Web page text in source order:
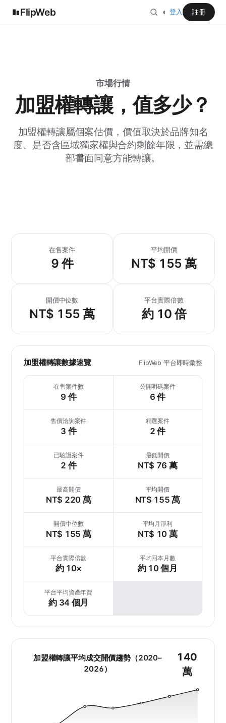
FlipWeb ◐ 登入 註冊
市場行情
加盟權轉讓，值多少？
加盟權轉讓屬個案估價，價值取決於品牌知名
度、是否含區域獨家權與合約剩餘年限，並需總
部書面同意方能轉讓。
在售案件
9 件
平均開價
NT$ 155 萬
開價中位數
NT$ 155 萬
平台實際倍數
約 10 倍
加盟權轉讓數據速覽 FlipWeb 平台即時彙整
在售案件數
9 件
公開明碼案件
6 件
售價洽詢案件
3 件
精選案件
2 件
已驗證案件
2 件
最低開價
NT$ 76 萬
最高開價
NT$ 220 萬
平均開價
NT$ 155 萬
開價中位數
NT$ 155 萬
平均月淨利
NT$ 10 萬
平台實際倍數
約 10×
平均回本月數
約 10 個月
平台平均資產年資
約 34 個月
加盟權轉讓平均成交開價趨勢（2020–
2026）
140
萬